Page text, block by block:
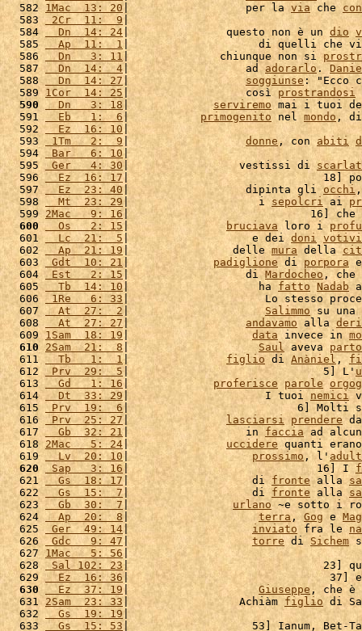
  582
1Mac  13: 20 |                  per la via che
  583
2Cr  11:  9 |
  584
  Dn  14: 24
|               questo non è un dio
  585
  Ap  11:  1
|                    di quelli che vi
  586
  Dn   3: 11
|              chiunque non si
  587
  Dn  14:  4
|                  ad adorarlo.
  588
  Dn  14: 27
| soggiunse: "Ecco
  589
1Cor  14: 25 |                  così prostrandosi
  590
  Dn   3: 18
| serviremo mai i tuoi
  591
  Eb   1:  6
| primogenito nel mondo,
  592
  Ez  16: 10
|
  593
1Tm   2:  9 | donne, con abiti
  594
Bar   6: 10|
  595
Ger   4: 30 |                 vestissi di
  596
  Ez  16: 17
|                              18]
  597
  Ez  23: 40
|                  dipinta gli occhi
  598
  Mt  23: 29
|                    i sepolcri ai
  599
2Mac   9: 16 |                            16] che
  600
  Os   2: 15
| bruciava loro i
  601
  Lc  21:  5
|                   e dei doni votivi
  602
  Ap  21: 19
|                delle mura della
  603
Gdt  10: 21| padiglione di porpora
  604
Est   2: 15|                  di Mardocheo ,
  605
  Tb  14: 10
|                    ha fatto Nadab
  606
1Re   6: 33 |                     Lo stesso
  607
  At  27:  2
| Salimmo su una
  608
  At  27: 27
| andavamo alla
  609
1Sam  18: 19 | data invece in
  610
2Sam  21:  8 | Saul aveva
  611
  Tb   1:  1
| figlio di Anàniel,
  612
Prv  29:  5 |                              5] L'
  613
  Gd   1: 16
| proferisce parole
  614
  Dt  33: 29
|                     I tuoi nemici
  615
Prv  19:  6 |                          6] Molti
  616
Prv  25: 27 | lasciarsi prendere
  617
  Gb  32: 21
|                  in faccia ad
  618
2Mac   5: 24 | uccidere quanti
  619
  Lv  20: 10
| prossimo , l'
  620
Sap   3: 16|                             16] I
  621
  Gs  18: 17
|                   di fronte alla
  622
  Gs  15:  7
|                   di fronte alla
  623
  Gb  30:  7
| urlano ~e sotto i
  624
  Ap  20:  8
| terra , Gog e
  625
Ger  49: 14| inviato fra le
  626
Gdc   9: 47 | torre di Sichem
  627
1Mac   5: 56 |
  628
Sal 102: 23|                              23]
  629
  Ez  16: 36
|                               37]
  630
  Ez  37: 19
| Giuseppe , che
  631
2Sam  23: 33 |                 Achiàm figlio di
  632
  Gs  19: 19
|
  633
  Gs  15: 53
|                   53] Ianum, Bet-